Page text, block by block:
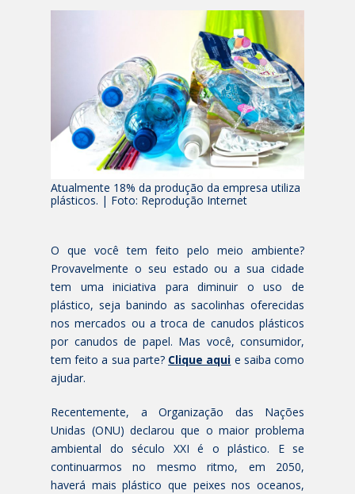
Atualmente 18% da produção da empresa utiliza
plásticos. | Foto: Reprodução Internet
O que você tem feito pelo meio ambiente?
Provavelmente o seu estado ou a sua cidade
tem uma iniciativa para diminuir o uso de
plástico, seja banindo as sacolinhas oferecidas
nos mercados ou a troca de canudos plásticos
por canudos de papel. Mas você, consumidor,
tem feito a sua parte? Clique aqui e saiba como
ajudar.
Recentemente, a Organização das Nações
Unidas (ONU) declarou que o maior problema
ambiental do século XXI é o plástico. E se
continuarmos no mesmo ritmo, em 2050,
haverá mais plástico que peixes nos oceanos,